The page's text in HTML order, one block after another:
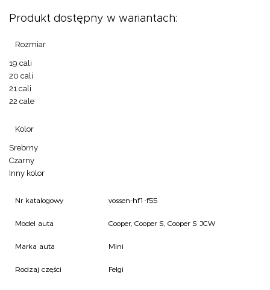
Produkt dostępny w wariantach:
Rozmiar
19 cali
20 cali
21 cali
22 cale
Kolor
Srebrny
Czarny
Inny kolor
Nr katalogowy vossen-hf1-f55
Model auta Cooper, Cooper S, Cooper S JCW
Marka auta Mini
Rodzaj części Felgi